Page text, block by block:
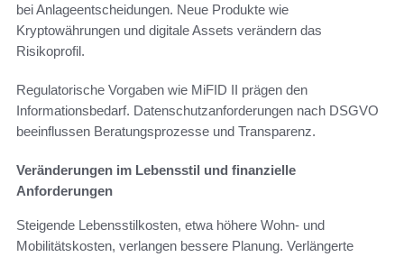
bei Anlageentscheidungen. Neue Produkte wie
Kryptowährungen und digitale Assets verändern das
Risikoprofil.
Regulatorische Vorgaben wie MiFID II prägen den
Informationsbedarf. Datenschutzanforderungen nach DSGVO
beeinflussen Beratungsprozesse und Transparenz.
Veränderungen im Lebensstil und finanzielle
Anforderungen
Steigende Lebensstilkosten, etwa höhere Wohn- und
Mobilitätskosten, verlangen bessere Planung. Verlängerte